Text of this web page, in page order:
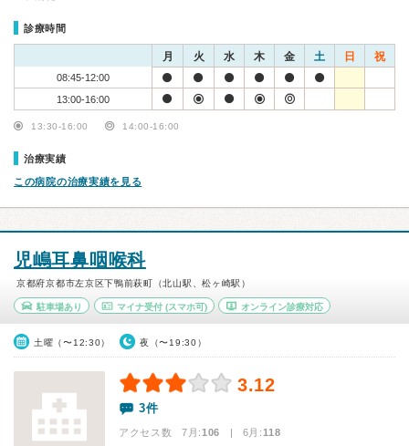
診療時間
月 火 水 木 金 土 日 祝
08:45-12:00
13:00-16:00
13:30-16:00 14:00-16:00
治療実績
この病院の治療実績を見る
児嶋耳鼻咽喉科
京都府京都市左京区下鴨前萩町（北山駅、松ヶ崎駅）
駐車場あり マイナ受付(スマホ可) オンライン診療対応
土曜（〜12:30） 夜（〜19:30）
3.12
3件
アクセス数 7月:106 | 6月:118